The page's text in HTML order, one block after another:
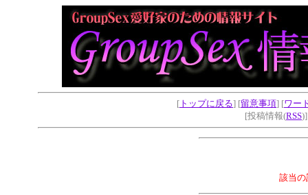
[ トップに戻る] [留意事項] [ワー
[投稿情報(RSS
該当の